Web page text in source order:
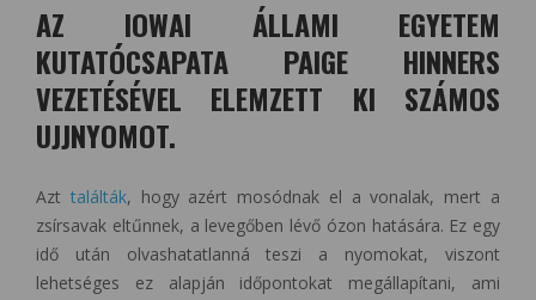
AZ IOWAI ÁLLAMI EGYETEM
KUTATÓCSAPATA PAIGE HINNERS
VEZETÉSÉVEL ELEMZETT KI SZÁMOS
UJJNYOMOT.
Azt találták, hogy azért mosódnak el a vonalak, mert a
zsírsavak eltűnnek, a levegőben lévő ózon hatására. Ez egy
idő után olvashatatlanná teszi a nyomokat, viszont
lehetséges ez alapján időpontokat megállapítani, ami